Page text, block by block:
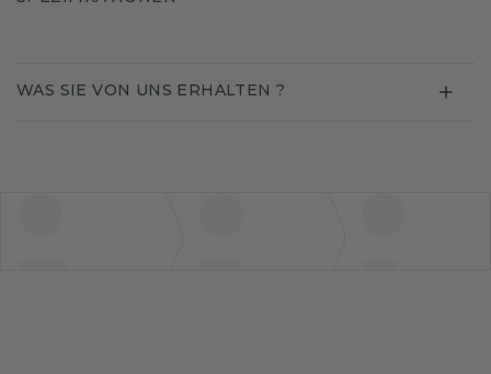
WAS SIE VON UNS ERHALTEN ?